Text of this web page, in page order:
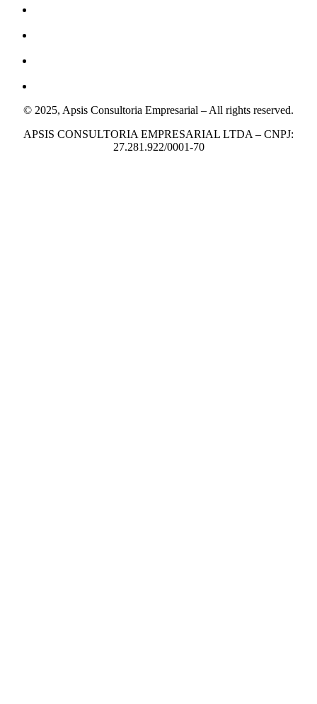
© 2025, Apsis Consultoria Empresarial – All rights reserved.
APSIS CONSULTORIA EMPRESARIAL LTDA – CNPJ:
27.281.922/0001-70